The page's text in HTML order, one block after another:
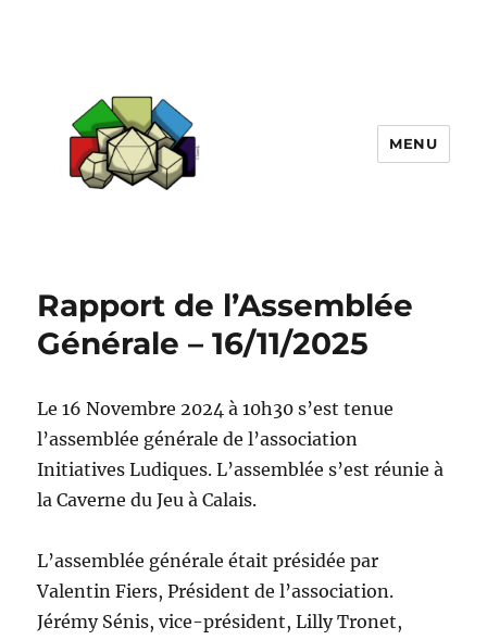
MENU
Rapport de l’Assemblée
Générale – 16/11/2025
Le 16 Novembre 2024 à 10h30 s’est tenue
l’assemblée générale de l’association
Initiatives Ludiques. L’assemblée s’est réunie à
la Caverne du Jeu à Calais.
L’assemblée générale était présidée par
Valentin Fiers, Président de l’association.
Jérémy Sénis, vice-président, Lilly Tronet,